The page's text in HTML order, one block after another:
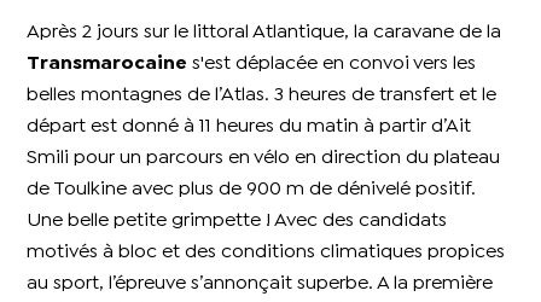
Après 2 jours sur le littoral Atlantique, la caravane de la
Transmarocaine s'est déplacée en convoi vers les
belles montagnes de l’Atlas. 3 heures de transfert et le
départ est donné à 11 heures du matin à partir d’Ait
Smili pour un parcours en vélo en direction du plateau
de Toulkine avec plus de 900 m de dénivelé positif.
Une belle petite grimpette ! Avec des candidats
motivés à bloc et des conditions climatiques propices
au sport, l’épreuve s’annonçait superbe. A la première